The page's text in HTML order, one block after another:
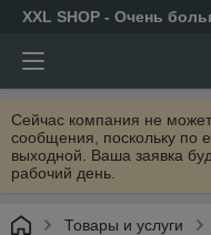
XXL SHOP - Очень
Сейчас компания не
сообщения, поскольку по
выходной. Ваша заявка
рабочий день.
Товары и услуги